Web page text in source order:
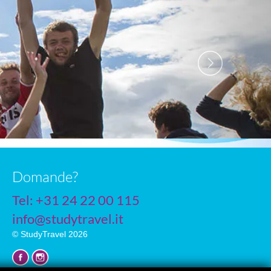
Domande?
Tel: +31 24 22 00 115
info@studytravel.it
© StudyTravel 2026